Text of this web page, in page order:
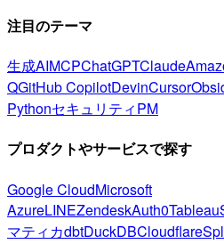
注目のテーマ
生成AIMCPChatGPTClaude
QGitHub CopilotDevinCursor
PythonセキュリティPM
プロダクトやサービスで探す
Google CloudMicrosoft
AzureLINEZendeskAuth0Tableau
マティカdbtDuckDBCloudflare